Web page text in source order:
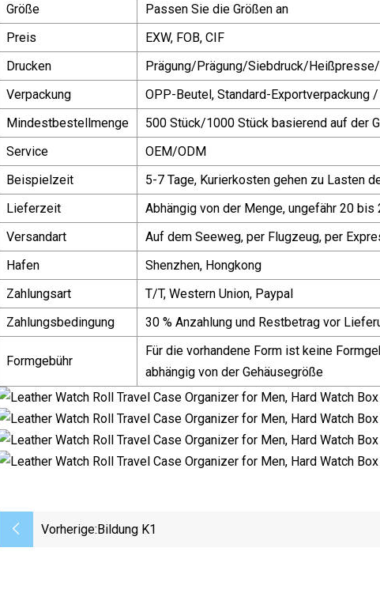
Größe
Passen Sie die Größen an
Preis
EXW, FOB, CIF
Drucken
Prägung/Prägung/Siebdruck/
Verpackung
OPP-Beutel, Standard-Exportverpackung
Mindestbestellmenge
500 Stück/1000 Stück basierend auf der
Service
OEM/ODM
Beispielzeit
5-7 Tage, Kurierkosten gehen zu Lasten
Lieferzeit
Abhängig von der Menge, ungefähr 20 bis
Versandart
Auf dem Seeweg, per Flugzeug, per
Hafen
Shenzhen, Hongkong
Zahlungsart
T/T, Western Union, Paypal
Zahlungsbedingung
30 % Anzahlung und Restbetrag vor
Formgebühr
Für die vorhandene Form ist keine
abhängig von der Gehäusegröße
Vorherige:Bildung K1